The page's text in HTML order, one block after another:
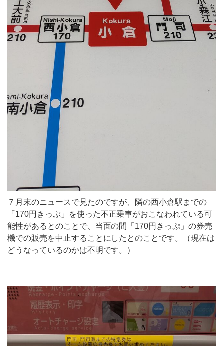
７月末のニュースで見たのですが、隣の西小倉駅までの
「170円きっぷ」を使った不正乗車がおこなわれている可
能性があるとのことで、当面の間「170円きっぷ」の券売
機での販売を中止することにしたとのことです。（現在は
どうなっているのかは不明です。）